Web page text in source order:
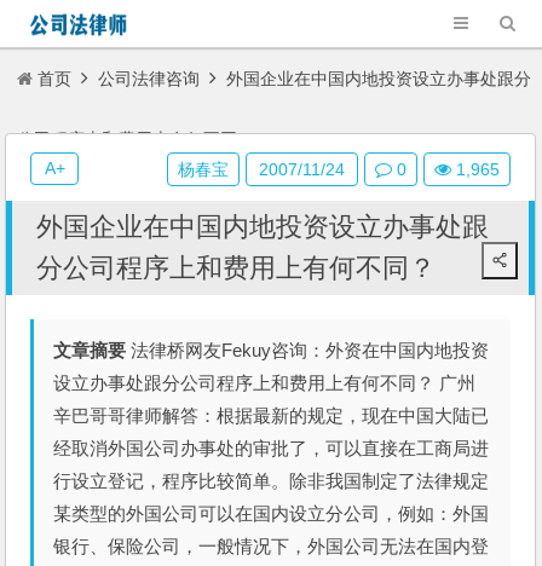
首页 公司法律咨询 外国企业在中国内地投资设立办事处跟分
公司程序上和费用上有何不同？
外国企业在中国内地投资设立办事处跟
分公司程序上和费用上有何不同？
文章摘要 法律桥网友Fekuy咨询：外资在中国内地投资
设立办事处跟分公司程序上和费用上有何不同？ 广州
辛巴哥哥律师解答：根据最新的规定，现在中国大陆已
经取消外国公司办事处的审批了，可以直接在工商局进
行设立登记，程序比较简单。除非我国制定了法律规定
某类型的外国公司可以在国内设立分公司，例如：外国
银行、保险公司，一般情况下，外国公司无法在国内登
杨春宝 2007/11/24 0 1,965
A+